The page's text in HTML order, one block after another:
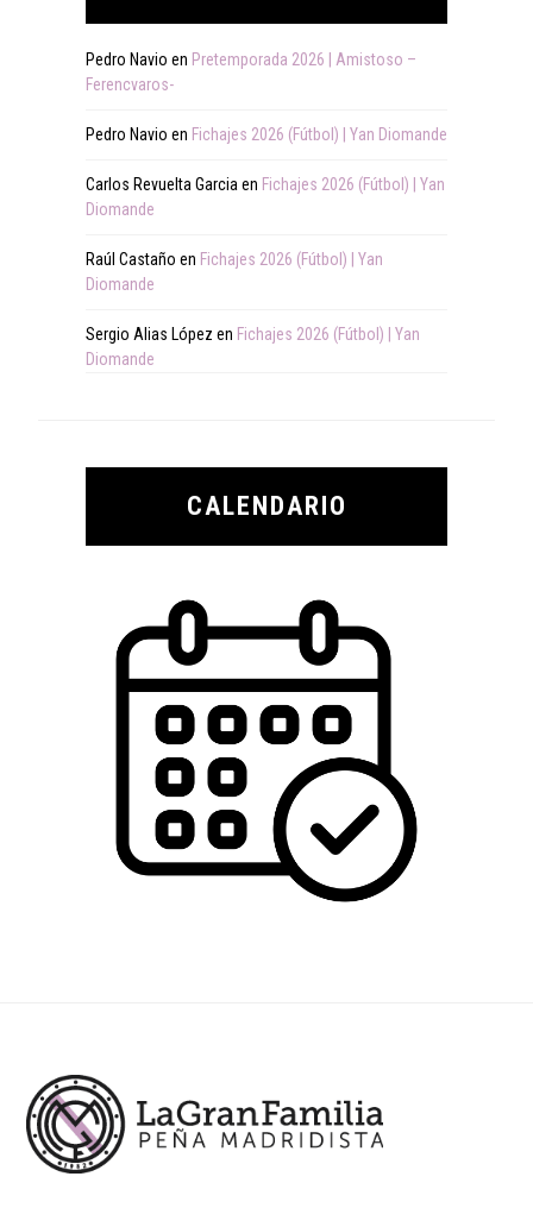
Pedro Navio en Pretemporada 2026 | Amistoso –
Ferencvaros-
Pedro Navio en Fichajes 2026 (Fútbol) | Yan Diomande
Carlos Revuelta Garcia en Fichajes 2026 (Fútbol) | Yan
Diomande
Raúl Castaño en Fichajes 2026 (Fútbol) | Yan
Diomande
Sergio Alias López en Fichajes 2026 (Fútbol) | Yan
Diomande
CALENDARIO